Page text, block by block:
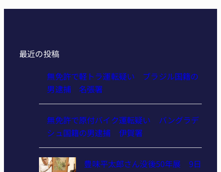
最近の投稿
無免許で軽トラ運転疑い ブラジル国籍の
男逮捕 名張署
無免許で原付バイク運転疑い バングラデ
シュ国籍の男逮捕 伊賀署
豊味平太郎さん没後50年展 9日